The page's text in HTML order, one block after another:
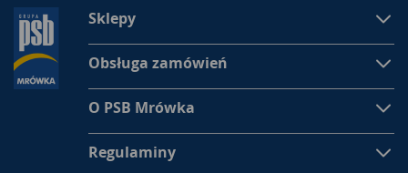
jednostronne. Można je wykorzystać do łączenia profili CD w
jednopoziomowej konstrukcji. Zwróć uwagę, czy
elementy do
sufitu podwieszanegosą wysokiej jakości. Wtedy będą trwałe
i wytrzymałe. Łączniki poprzeczne jednostronne służą również
do łączenia profili poprzecznych z głównych.
Pręty i wieszaki do sufitów podwieszanych
Pręty mocujące do sufitu podwieszanego
przy montażu profili w podwieszanym suficie. Warto też
Sklepy
Obsługa zamówień
O PSB Mrówka
Regulaminy